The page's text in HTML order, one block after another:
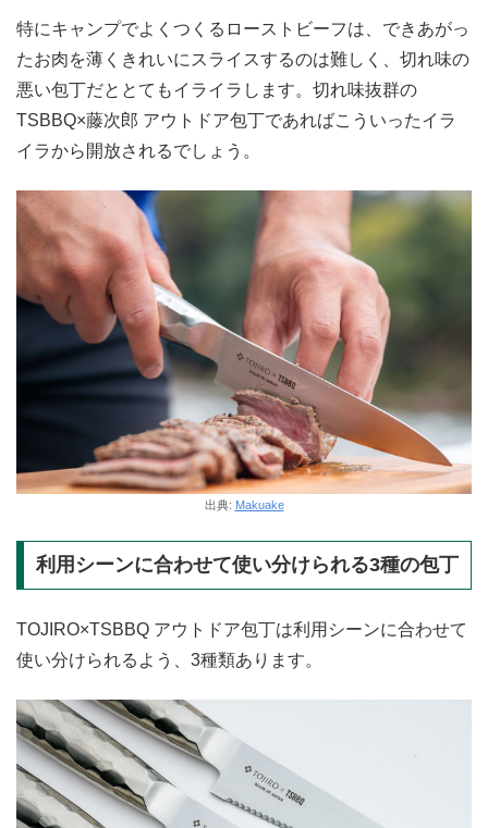
特にキャンプでよくつくるローストビーフは、できあがっ
たお肉を薄くきれいにスライスするのは難しく、切れ味の
悪い包丁だととてもイライラします。切れ味抜群の
TSBBQ×藤次郎 アウトドア包丁であればこういったイラ
イラから開放されるでしょう。
出典: Makuake
利用シーンに合わせて使い分けられる3種の包丁
TOJIRO×TSBBQ アウトドア包丁は利用シーンに合わせて
使い分けられるよう、3種類あります。